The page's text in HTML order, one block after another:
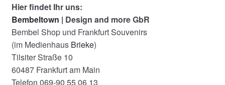
Hier findet Ihr uns:
Bembeltown | Design and more GbR
Bembel Shop und Frankfurt Souvenirs
(im Medienhaus Brieke)
Tilsiter Straße 10
60487 Frankfurt am Main
Telefon 069-90 55 06 13